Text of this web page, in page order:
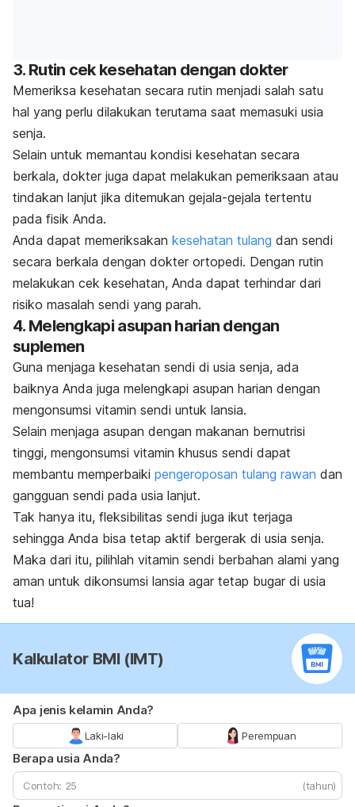
3. Rutin cek kesehatan dengan dokter
Memeriksa kesehatan secara rutin menjadi salah satu
hal yang perlu dilakukan terutama saat memasuki usia
senja.
Selain untuk memantau kondisi kesehatan secara
berkala, dokter juga dapat melakukan pemeriksaan atau
tindakan lanjut jika ditemukan gejala-gejala tertentu
pada fisik Anda.
Anda dapat memeriksakan kesehatan tulang dan sendi
secara berkala dengan dokter ortopedi. Dengan rutin
melakukan cek kesehatan, Anda dapat terhindar dari
risiko masalah sendi yang parah.
4. Melengkapi asupan harian dengan
suplemen
Guna menjaga kesehatan sendi di usia senja, ada
baiknya Anda juga melengkapi asupan harian dengan
mengonsumsi vitamin sendi untuk lansia.
Selain menjaga asupan dengan makanan bernutrisi
tinggi, mengonsumsi vitamin khusus sendi dapat
membantu memperbaiki pengeroposan tulang rawan dan
gangguan sendi pada usia lanjut.
Tak hanya itu, fleksibilitas sendi juga ikut terjaga
sehingga Anda bisa tetap aktif bergerak di usia senja.
Maka dari itu, pilihlah vitamin sendi berbahan alami yang
aman untuk dikonsumsi lansia agar tetap bugar di usia
tua!
Kalkulator BMI (IMT)
Apa jenis kelamin Anda?
Laki-laki Perempuan
Berapa usia Anda?
(tahun)